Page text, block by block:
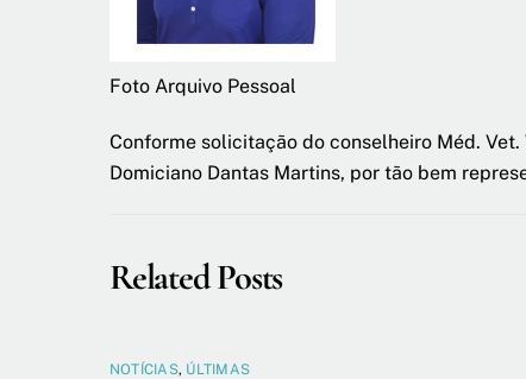
Foto Arquivo Pessoal
Conforme solicitação do conselheiro Méd.
Domiciano Dantas Martins, por tão bem
Related Posts
NOTÍCIAS, ÚLTIMAS